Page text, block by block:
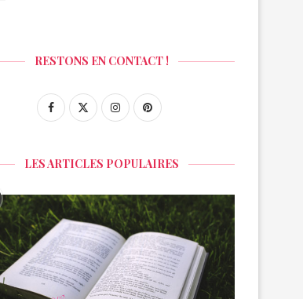
RESTONS EN CONTACT !
LES ARTICLES POPULAIRES